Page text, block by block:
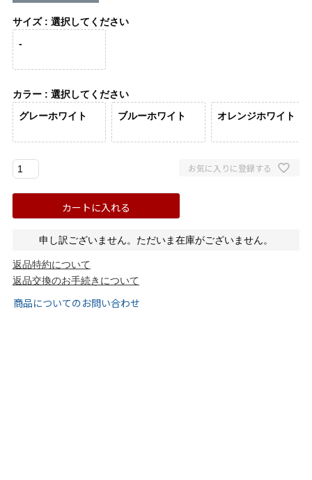
スニーカー・スリッポン
シューズケア ウェア
ブランドから選ぶ
menue -メヌエ-
サイズ
選択してください
-
カラー
選択してください
グレーホワイト
ブルーホワイト オレンジホワイト
お気に入りに登録する
カートに入れる
申し訳ございません。ただいま在庫がございません。
返品特約について
返品交換のお手続きについて
商品についてのお問い合わせ